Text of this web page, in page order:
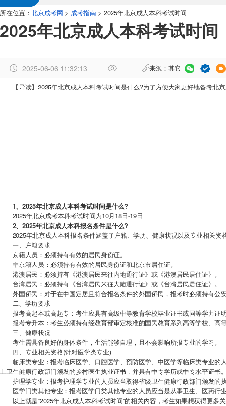
所在位置： 北京成考网 > 成考指南 > 2025年北京成人本科考试时间
2025年北京成人本科考试时间
2025-06-06 11:32:13
来源：其它
【导读】2025年北京成人本科考试时间是什么?为了方便大家更好地备考北
1、2025年北京成人本科考试时间是什么?
2025年北京成考本科考试时间为10月18日-19日
2、2025年北京成人本科报名条件是什么?
2025年北京成人本科报名条件涵盖了户籍、学历、健康状况以及专业相关资
一、户籍要求
京籍人员：必须持有有效的居民身份证。
非京籍人员：必须持有有效的居民身份证和北京市居住证。
港澳居民：必须持有《港澳居民来往内地通行证》或《港澳居民居住证》。
台湾居民：必须持有《台湾居民来往大陆通行证》或《台湾居民居住证》。
外国侨民：对于在中国定居且符合报名条件的外国侨民，报考时必须持有公
二、学历要求
报考高起本或高起专：考生应具有高级中等教育学校毕业证书或同等学力证明
报考专升本：考生必须持有经教育部审定核准的国民教育系列高等学校、高
三、健康状况
考生需具备良好的身体条件，生活能够自理，且不会影响所报专业的学习。
四、专业相关资格(针对医学类专业)
临床类专业：报考临床医学、口腔医学、预防医学、中医学等临床类专业的
上卫生健康行政部门颁发的乡村医生执业证书，并具有中专学历或中专水平证书。
护理学专业：报考护理学专业的人员应当取得省级卫生健康行政部门颁发的执
医学门类其他专业：报考医学门类其他专业的人员应当是从事卫生、医药行
以上就是“2025年北京成人本科考试时间”的相关内容，考生如果想获得更多